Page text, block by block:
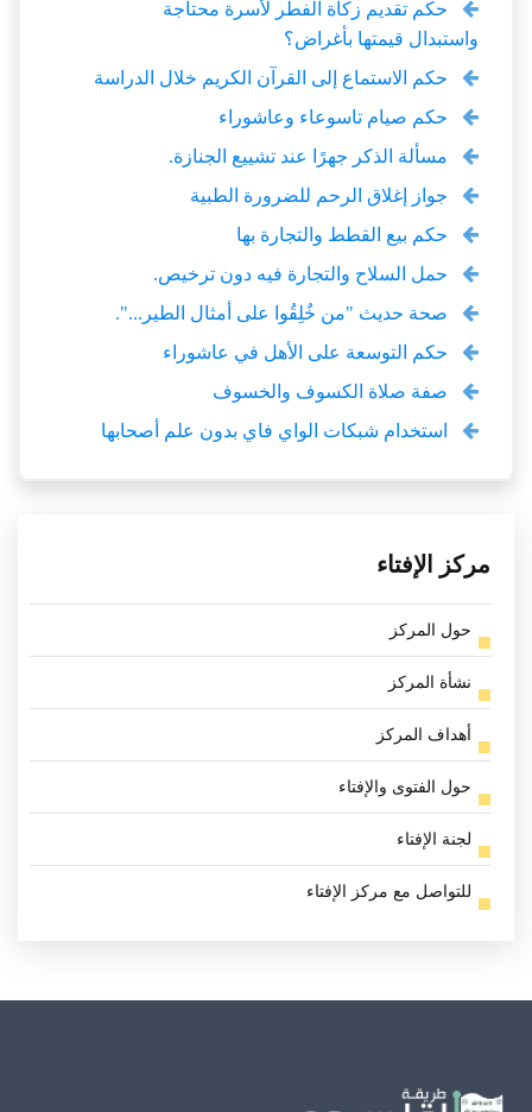
حكم تقديم زكاة الفطر لأسرة محتاجة
واستبدال قيمتها بأغراض؟
حكم الاستماع إلى القرآن الكريم خلال الدراسة
حكم صيام تاسوعاء وعاشوراء
مسألة الذكر جهرًا عند تشييع الجنازة.
جواز إغلاق الرحم للضرورة الطبية
حكم بيع القطط والتجارة بها
حمل السلاح والتجارة فيه دون ترخيص.
صحة حديث "من خٌلِقُوا على أمثال الطير...".
حكم التوسعة على الأهل في عاشوراء
صفة صلاة الكسوف والخسوف
استخدام شبكات الواي فاي بدون علم أصحابها
مركز الإفتاء
حول المركز
نشأة المركز
أهداف المركز
حول الفتوى والإفتاء
لجنة الإفتاء
للتواصل مع مركز الإفتاء